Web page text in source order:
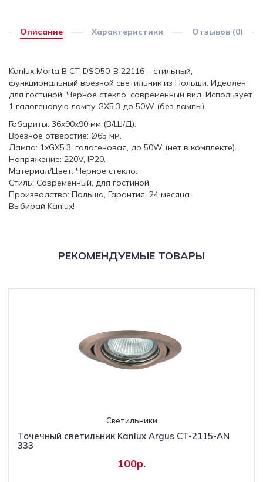
Описание Характеристики Отзывов (0)
Kanlux Morta B CT-DSO50-B 22116 – стильный,
функциональный врезной светильник из Польши. Идеален
для гостиной. Черное стекло, современный вид. Использует
1 галогеновую лампу GX5.3 до 50W (без лампы).
Габариты: 36x90x90 мм (В/Ш/Д).
Врезное отверстие: Ø65 мм.
Лампа: 1xGX5.3, галогеновая, до 50W (нет в комплекте).
Напряжение: 220V, IP20.
Материал/Цвет: Черное стекло.
Стиль: Современный, для гостиной.
Производство: Польша, Гарантия: 24 месяца.
Выбирай Kanlux!
РЕКОМЕНДУЕМЫЕ ТОВАРЫ
Светильники
Точечный светильник Kanlux Argus CT-2115-AN
333
100р.